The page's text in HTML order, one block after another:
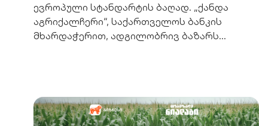
ევროპული სტანდარტის ბაღად. „ქანდა
აგრიქალჩერი“, საქართველოს ბანკის
მხარდაჭერით, ადგილობრივ ბაზარს